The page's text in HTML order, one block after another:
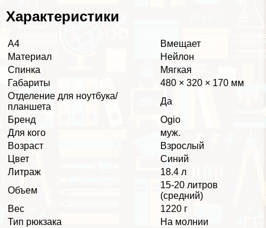
Хаpaктеристики
А4
Вмещает
Материал
Нейлон
Спинка
Мягкая
Габариты
480 × 320 × 170 мм
Отделение для ноутбука/
планшета
Да
Бренд
Ogio
Для кого
муж.
Возраст
Взрослый
Цвет
Синий
Литраж
18.4 л
Объем
15-20 литров
(средний)
Вес
1220 г
Тип рюкзака
На молнии